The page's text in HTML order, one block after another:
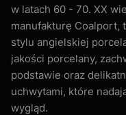
w latach 60 - 70. XX
manufakturę Coalport,
stylu angielskiej
jakości porcelany,
podstawie oraz
uchwytami, które
wygląd.